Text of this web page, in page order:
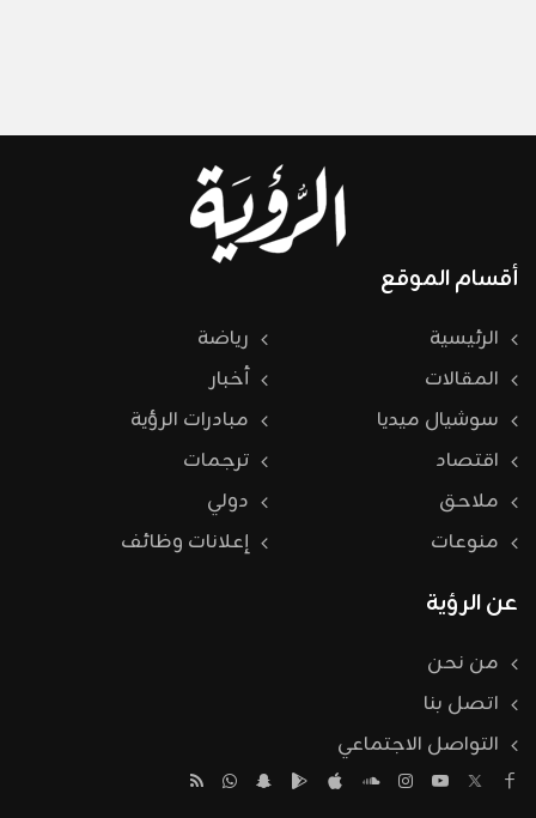
أقسام الموقع
الرئيسية
رياضة
المقالات
أخبار
سوشيال ميديا
مبادرات الرؤية
اقتصاد
ترجمات
ملاحق
دولي
منوعات
إعلانات وظائف
عن الرؤية
من نحن
اتصل بنا
التواصل الاجتماعي